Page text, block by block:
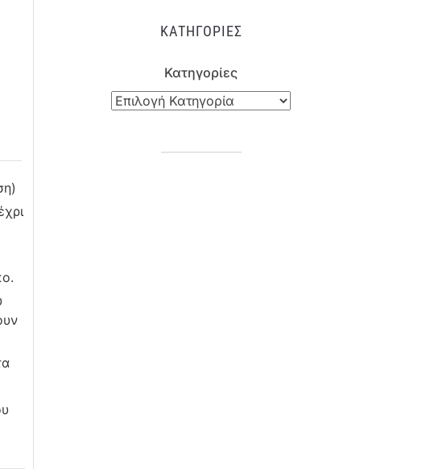
ΚΑΤΗΓΟΡΊΕΣ
Κατηγορίες